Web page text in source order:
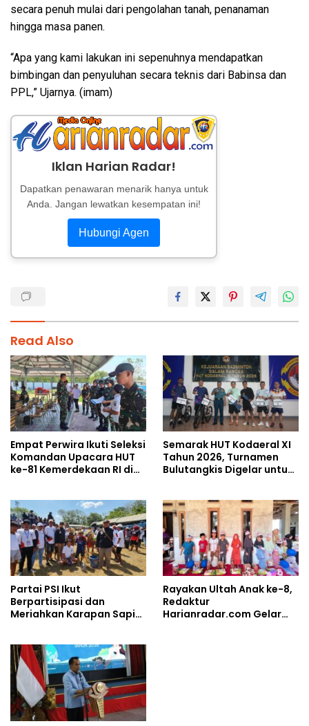
secara penuh mulai dari pengolahan tanah, penanaman
hingga masa panen.
“Apa yang kami lakukan ini sepenuhnya mendapatkan
bimbingan dan penyuluhan secara teknis dari Babinsa dan
PPL,” Ujarnya. (imam)
Iklan Harian Radar!
Dapatkan penawaran menarik hanya untuk
Anda. Jangan lewatkan kesempatan ini!
Hubungi Agen
Read Also
Empat Perwira Ikuti Seleksi
Komandan Upacara HUT
ke-81 Kemerdekaan RI di
Semarak HUT Kodaeral XI
Tahun 2026, Turnamen
Bulutangkis Digelar untuk
Prajurit
Partai PSI Ikut
Berpartisipasi dan
Meriahkan Karapan Sapi
Rayakan Ultah Anak ke-8,
Redaktur
Harianradar.com Gelar